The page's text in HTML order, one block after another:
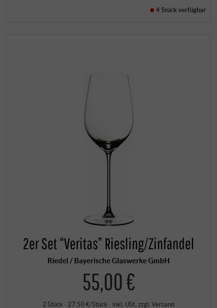
4 Stückverfügbar
2er Set “Veritas” Riesling/Zinfandel
Riedel / Bayerische Glaswerke GmbH
55,00 €
2 Stück · 27,50 €/Stück · inkl. USt , zzgl. Versand